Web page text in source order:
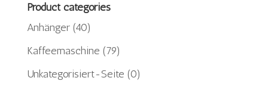
Product categories
Anhänger (40)
Kaffeemaschine (79)
Unkategorisiert-Seite (0)